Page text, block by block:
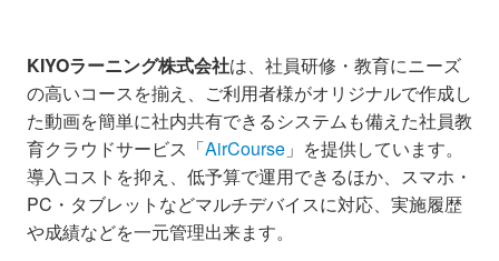
KIYOラーニング株式会社は、社員研修・教育にニーズ
の高いコースを揃え、ご利用者様がオリジナルで作成し
た動画を簡単に社内共有できるシステムも備えた社員教
育クラウドサービス「AirCourse 」を提供しています。
導入コストを抑え、低予算で運用できるほか、スマホ・
PC・タブレットなどマルチデバイスに対応、実施履歴
や成績などを一元管理出来ます。